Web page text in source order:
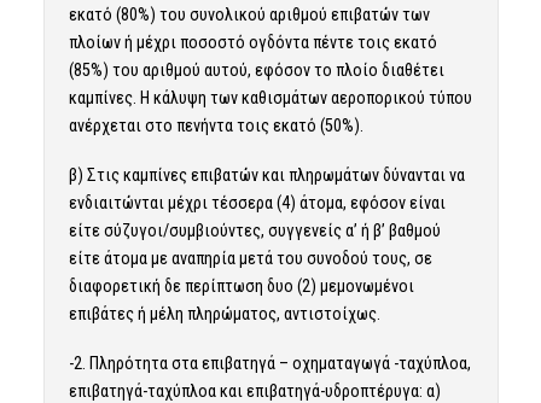
εκατό (80%) του συνολικού αριθμού επιβατών των
πλοίων ή μέχρι ποσοστό ογδόντα πέντε τοις εκατό
(85%) του αριθμού αυτού, εφόσον το πλοίο διαθέτει
καμπίνες. Η κάλυψη των καθισμάτων αεροπορικού τύπου
ανέρχεται στο πενήντα τοις εκατό (50%).
β) Στις καμπίνες επιβατών και πληρωμάτων δύνανται να
ενδιαιτώνται μέχρι τέσσερα (4) άτομα, εφόσον είναι
είτε σύζυγοι/συμβιούντες, συγγενείς α’ ή β’ βαθμού
είτε άτομα με αναπηρία μετά του συνοδού τους, σε
διαφορετική δε περίπτωση δυο (2) μεμονωμένοι
επιβάτες ή μέλη πληρώματος, αντιστοίχως.
-2. Πληρότητα στα επιβατηγά – οχηματαγωγά -ταχύπλοα,
επιβατηγά-ταχύπλοα και επιβατηγά-υδροπτέρυγα: α)